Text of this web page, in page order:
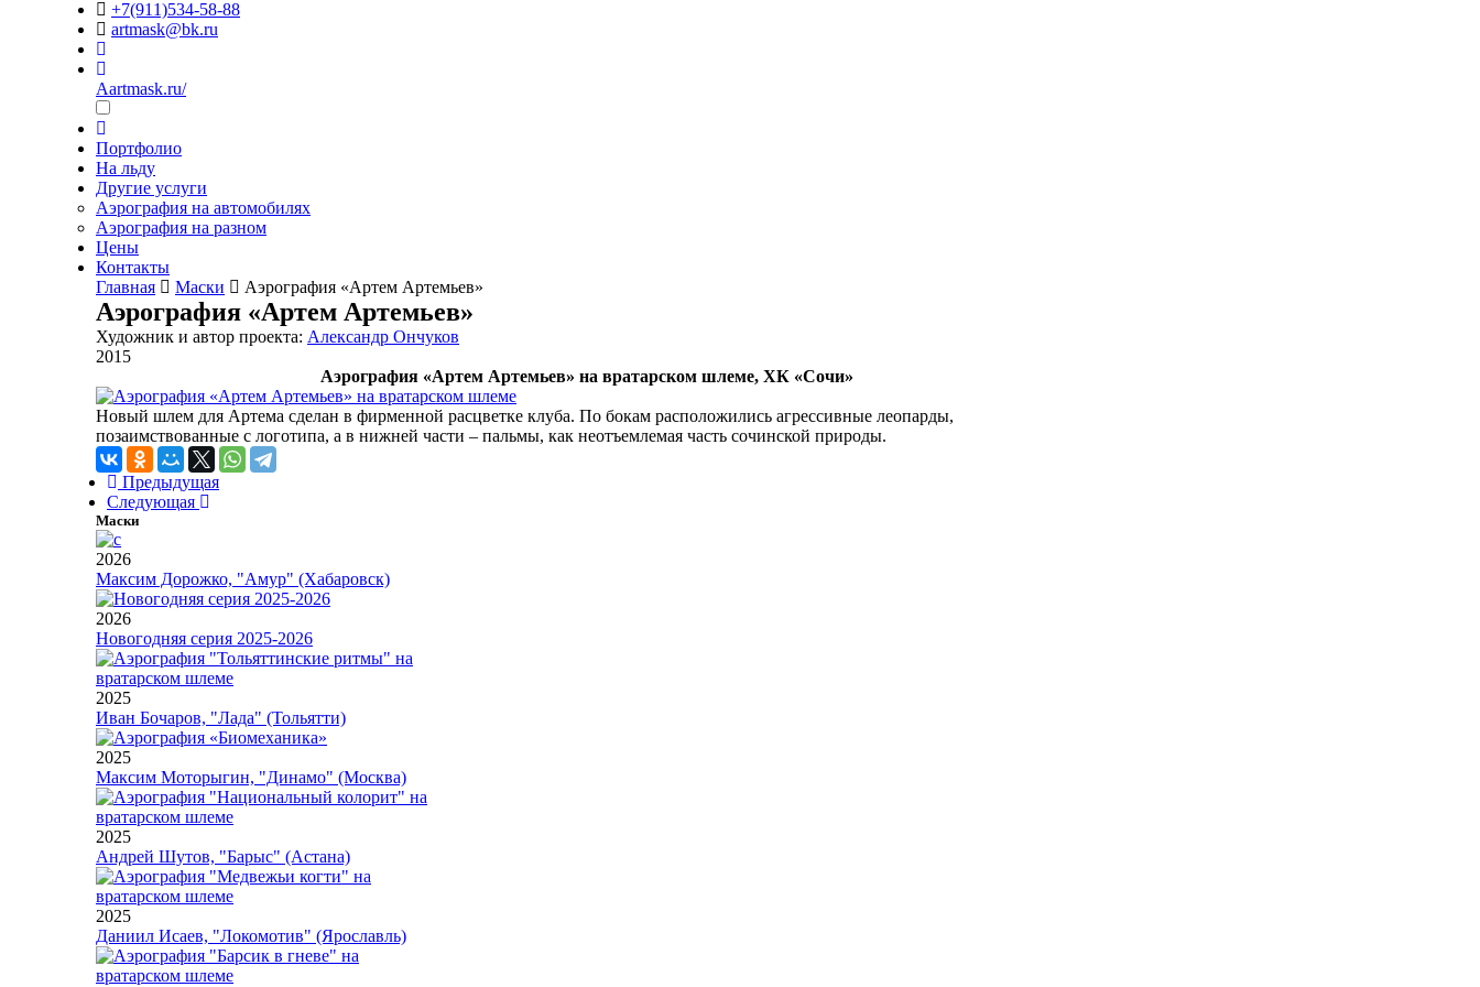
+7(911)534-58-88
artmask@bk.ru
Aartmask.ru/
Портфолио
На льду
Другие услуги
Аэрография на автомобилях
Аэрография на разном
Цены
Контакты
Главная
Маски Аэрография «Артем Артемьев»
Аэрография «Артем Артемьев»
Художник и автор проекта: Александр Ончуков
2015
Аэрография «Артем Артемьев» на вратарском шлеме, ХК «Сочи»
Новый шлем для Артема сделан в фирменной расцветке клуба. По бокам расположились агрессивные леопарды,
позаимствованные с логотипа, а в нижней части – пальмы, как неотъемлемая часть сочинской природы.
Предыдущая
Следующая
Маски
2026
Максим Дорожко, "Амур" (Хабаровск)
2026
Новогодняя серия 2025-2026
2025
Иван Бочаров, "Лада" (Тольятти)
2025
Максим Моторыгин, "Динамо" (Москва)
2025
Андрей Шутов, "Барыс" (Астана)
2025
Даниил Исаев, "Локомотив" (Ярославль)